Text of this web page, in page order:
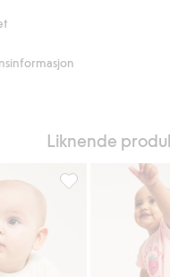
Liknende
Kortermet T-